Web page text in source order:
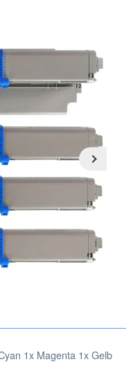
1x Magenta 1x Gelb